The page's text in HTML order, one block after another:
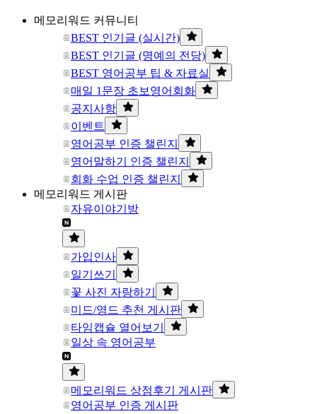
메모리워드 커뮤니티
BEST 인기글 (실시간)
BEST 인기글 (명예의 전당)
BEST 영어공부 팁 & 자료실
매일 1문장 초보영어회화
공지사항
이벤트
영어공부 인증 챌린지
영어말하기 인증 챌린지
회화 수업 인증 챌린지
메모리워드 게시판
자유이야기방
가입인사
일기쓰기
꽃 사진 자랑하기
미드/영드 추천 게시판
타임캡슐 열어보기
일상 속 영어공부
메모리워드 상점후기 게시판
영어공부 인증 게시판